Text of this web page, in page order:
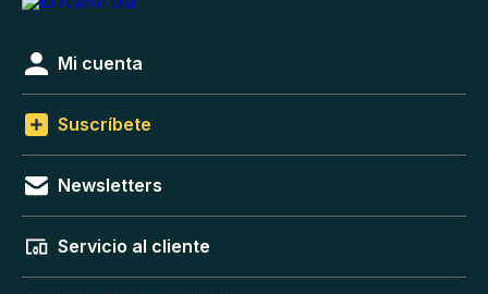
Mi cuenta
Suscríbete
Newsletters
Servicio al cliente